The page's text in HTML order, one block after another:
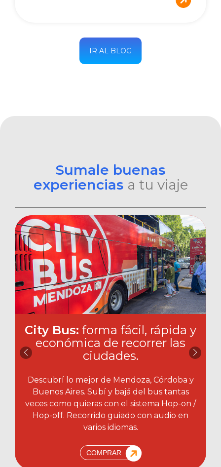
IR AL BLOG
Sumale buenas
experiencias a tu viaje
City Bus: forma fácil, rápida y
económica de recorrer las
ciudades.​
Descubrí lo mejor de Mendoza, Córdoba y
Buenos Aires. Subí y bajá del bus tantas
veces como quieras con el sistema Hop-on /
Hop-off. Recorrido guiado con audio en
varios idiomas.
COMPRAR